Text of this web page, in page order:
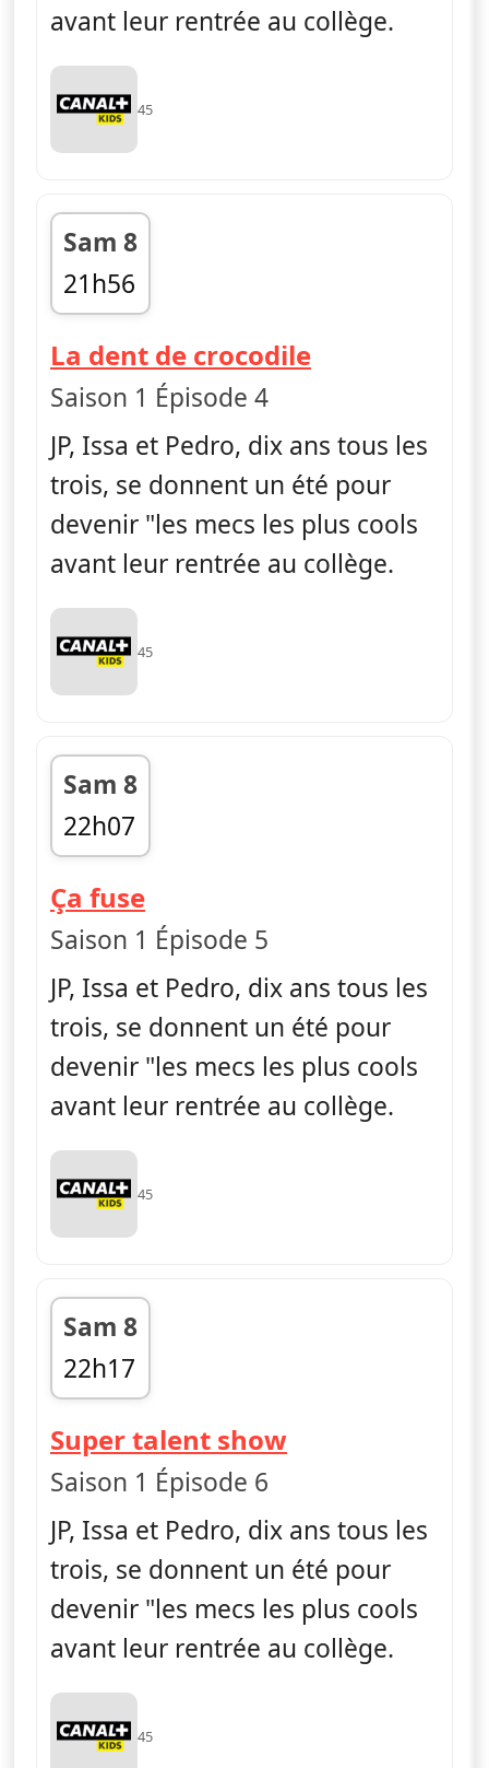
avant leur rentrée au collège.
45
Sam 8
21h56
fin 22h07
La dent de crocodile— La vie en
Saison 1 Épisode 4
JP, Issa et Pedro, dix ans tous les
trois, se donnent un été pour
devenir "les mecs les plus cools
avant leur rentrée au collège.
45
Sam 8
22h07
fin 22h17
Ça fuse— La vie en slip
Saison 1 Épisode 5
JP, Issa et Pedro, dix ans tous les
trois, se donnent un été pour
devenir "les mecs les plus cools
avant leur rentrée au collège.
45
Sam 8
22h17
fin 22h28
Super talent show— La vie en slip
Saison 1 Épisode 6
JP, Issa et Pedro, dix ans tous les
trois, se donnent un été pour
devenir "les mecs les plus cools
avant leur rentrée au collège.
45